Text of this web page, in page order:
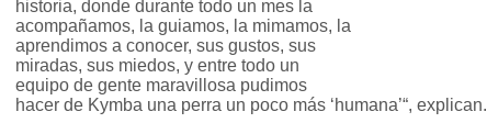
historia, donde durante todo un mes la
acompañamos, la guiamos, la mimamos, la
aprendimos a conocer, sus gustos, sus
miradas, sus miedos, y entre todo un
equipo de gente maravillosa pudimos
hacer de Kymba una perra un poco más ‘humana’“, explican.